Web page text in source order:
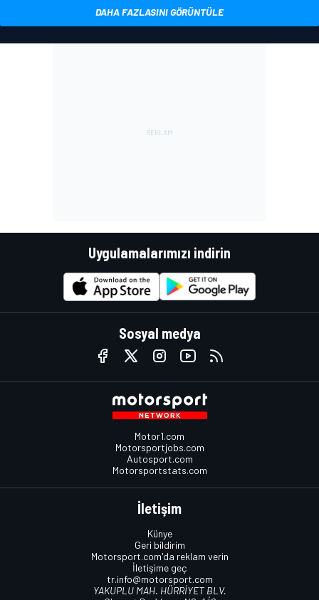
DAHA FAZLASINI GÖRÜNTÜLE
Uygulamalarımızı indirin
Sosyal medya
Motor1.com
Motorsportjobs.com
Autosport.com
Motorsportstats.com
İletişim
Künye
Geri bildirim
Motorsport.com'da reklam verin
İletişime geç
tr.info@motorsport.com
YAKUPLU MAH. HÜRRİYET BLV.